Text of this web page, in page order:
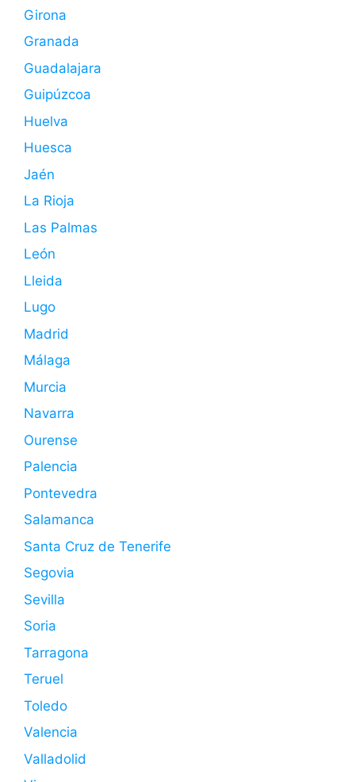
Girona
Granada
Guadalajara
Guipúzcoa
Huelva
Huesca
Jaén
La Rioja
Las Palmas
León
Lleida
Lugo
Madrid
Málaga
Murcia
Navarra
Ourense
Palencia
Pontevedra
Salamanca
Santa Cruz de Tenerife
Segovia
Sevilla
Soria
Tarragona
Teruel
Toledo
Valencia
Valladolid